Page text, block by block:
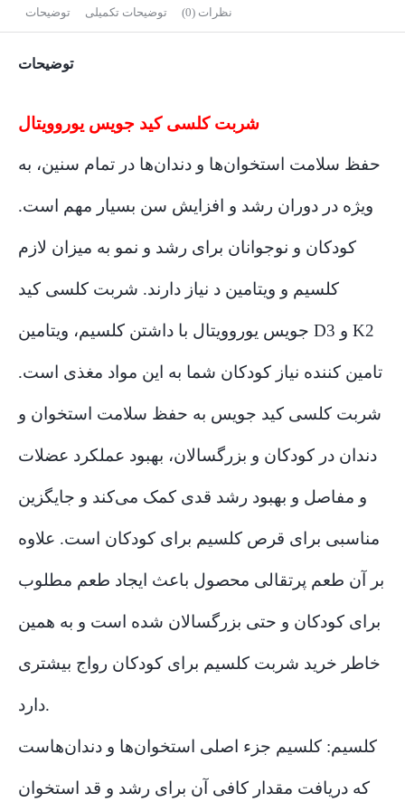
توضیحات توضیحات تکمیلی نظرات (0)
توضیحات
شربت کلسی کید جویس یوروویتال
حفظ سلامت استخوان‌ها و دندان‌ها در تمام سنین، به
ویژه در دوران رشد و افزایش سن بسیار مهم است.
کودکان و نوجوانان برای رشد و نمو به میزان لازم
کلسیم و ویتامین د نیاز دارند. شربت کلسی کید
جویس یوروویتال با داشتن کلسیم، ویتامین D3 و K2
تامین کننده نیاز کودکان شما به این مواد مغذی است.
شربت کلسی کید جویس به حفظ سلامت استخوان و
دندان در کودکان و بزرگسالان، بهبود عملکرد عضلات
و مفاصل و بهبود رشد قدی کمک می‌کند و جایگزین
مناسبی برای قرص کلسیم برای کودکان است. علاوه
بر آن طعم پرتقالی محصول باعث ایجاد طعم مطلوب
برای کودکان و حتی بزرگسالان شده است و به همین
خاطر خرید شربت کلسیم برای کودکان رواج بیشتری
دارد.
کلسیم: کلسیم جزء اصلی استخوان‌ها و دندان‌هاست
که دریافت مقدار کافی آن برای رشد و قد استخوان